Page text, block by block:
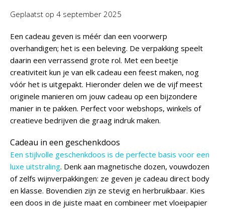
Geplaatst op 4 september 2025
Een cadeau geven is méér dan een voorwerp
overhandigen; het is een beleving. De verpakking speelt
daarin een verrassend grote rol. Met een beetje
creativiteit kun je van elk cadeau een feest maken, nog
vóór het is uitgepakt. Hieronder delen we de vijf meest
originele manieren om jouw cadeau op een bijzondere
manier in te pakken. Perfect voor webshops, winkels of
creatieve bedrijven die graag indruk maken.
Cadeau in een geschenkdoos
Een stijlvolle geschenkdoos is de perfecte basis voor een
luxe uitstraling. Denk aan magnetische dozen, vouwdozen
of zelfs wijnverpakkingen: ze geven je cadeau direct body
en klasse. Bovendien zijn ze stevig en herbruikbaar. Kies
een doos in de juiste maat en combineer met vloeipapier